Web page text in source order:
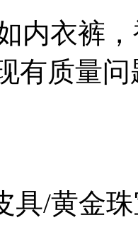
内衣裤
有质量
具/黄金